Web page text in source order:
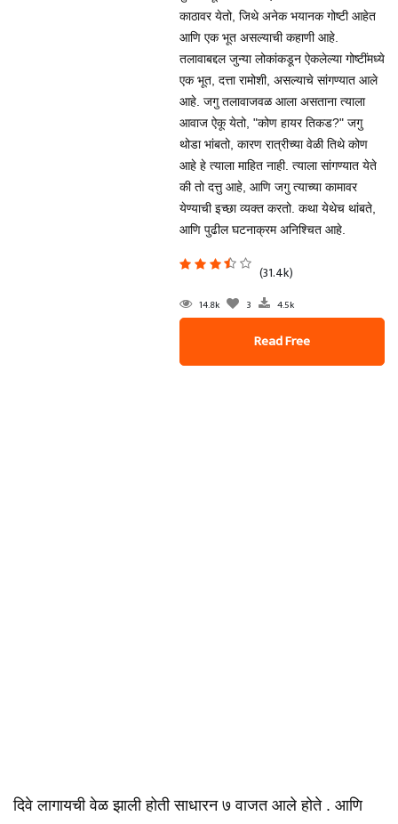
काठावर येतो, जिथे अनेक भयानक गोष्टी आहेत
आणि एक भूत असल्याची कहाणी आहे.
तलावाबद्दल जुन्या लोकांकडून ऐकलेल्या गोष्टींमध्ये
एक भूत, दत्ता रामोशी, असल्याचे सांगण्यात आले
आहे. जगु तलावाजवळ आला असताना त्याला
आवाज ऐकू येतो, "कोण हायर तिकड?" जगु
थोडा भांबतो, कारण रात्रीच्या वेळी तिथे कोण
आहे हे त्याला माहित नाही. त्याला सांगण्यात येते
की तो दत्तु आहे, आणि जगु त्याच्या कामावर
येण्याची इच्छा व्यक्त करतो. कथा येथेच थांबते,
आणि पुढील घटनाक्रम अनिश्‍चित आहे.
(31.4k)
14.8k 3 4.5k
Read Free
दिवे लागायची वेळ झाली होती साधारन ७ वाजत आले होते . आणि